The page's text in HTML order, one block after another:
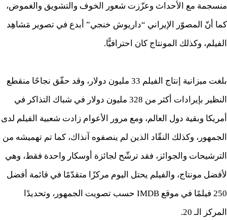
منسجمة مع الأحداث وعزّزت شعور الخوف والتشويق والغموض،
كما أنّ المصوّر الإيراني “داريوش خنجي” أبدع في تصوير مَشاهِد
الفيلم، وكذلك المونتاج كان احترافيًّا.
بلغت ميزانية إنتاج الفيلم 33 مليون دولار، وقد حقّق نجاحًا منقطع
النظير بإيرادات أكثر من 328 مليون دولار في شباك التذاكر في
أمريكا وبقية دول العالم، ومع مرور الأعوام زادت شعبية الفيلم لدى
الجمهور، وكذلك النقّاد الذين لم ينصفوه آنذاك، كما تم تهميشه من
الترشيحات والجوائز، فقد ترشّح لجائزة أوسكار واحدة فقط، وهي
لأفضل مونتاج، والفيلم يحتل اليوم مركزًا متقدّمًا في قائمة أفضل
250 فيلمًا في موقع IMDB حسب تصويت الجمهور، وتحديدًا
المركز الـ 20.